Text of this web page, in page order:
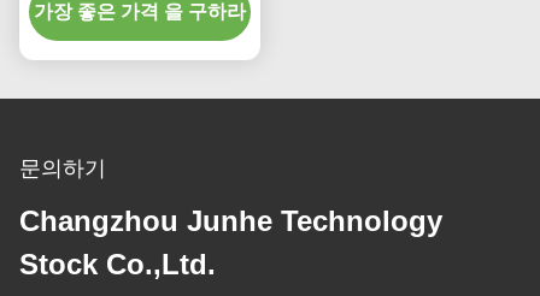
가장 좋은 가격 을 구하라
문의하기
Changzhou Junhe Technology
Stock Co.,Ltd.